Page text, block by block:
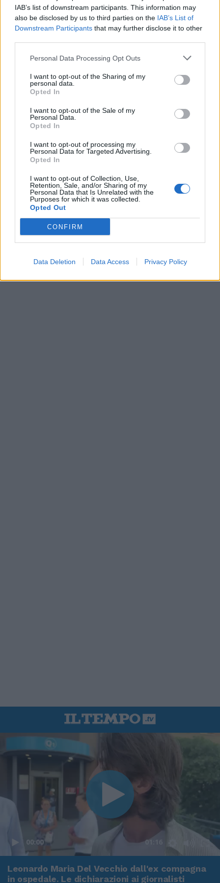
IAB’s list of downstream participants. This information may
also be disclosed by us to third parties on the IAB’s List of
Downstream Participants that may further disclose it to other
Personal Data Processing Opt Outs
I want to opt-out of the Sharing of my
personal data.
Opted In
I want to opt-out of the Sale of my
Personal Data.
Opted In
I want to opt-out of processing my
Personal Data for Targeted Advertising.
Opted In
I want to opt-out of Collection, Use,
Retention, Sale, and/or Sharing of my
Personal Data that Is Unrelated with the
Purposes for which it was collected.
Opted Out
CONFIRM
Data Deletion Data Access Privacy Policy
In evidenza
00:00 01:16
Leonardo Maria Del Vecchio dall'ex compagna
in ospedale. Le dichiarazioni ai giornalisti